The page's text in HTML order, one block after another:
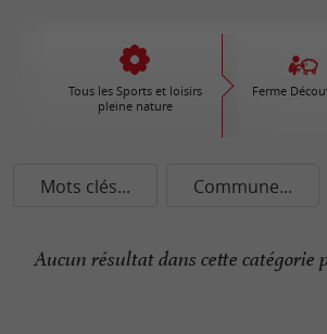
Tous les Sports et loisirs
pleine nature
Ferme
Mots clés... Commune...
Aucun résultat dans cette catégorie